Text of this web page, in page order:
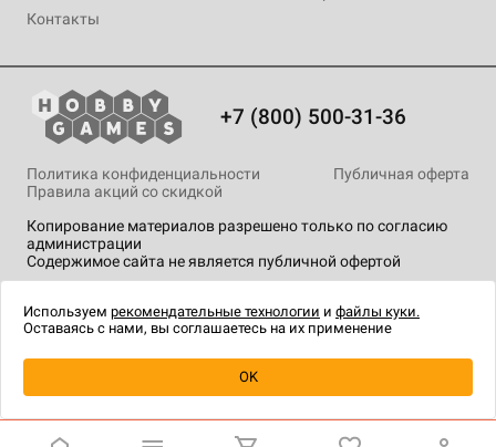
Контакты
+7 (800) 500-31-36
Копирование материалов разрешено только по согласию
администрации
Содержимое сайта не является публичной офертой
Политика конфиденциальности
Публичная оферта
Правила акций со скидкой
технологии.
Используем рекомендательные технологии и файлы куки.
Оставаясь с нами, вы соглашаетесь на их применение
OK